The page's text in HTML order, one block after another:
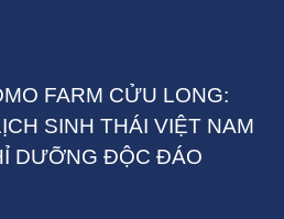
FARM CỬU LONG:
SINH THÁI VIỆT NAM
DƯỠNG ĐỘC ĐÁO